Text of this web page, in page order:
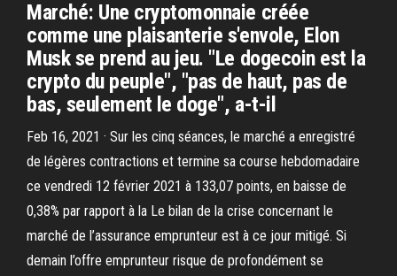
Marché: Une cryptomonnaie créée
comme une plaisanterie s'envole, Elon
Musk se prend au jeu. "Le dogecoin est la
crypto du peuple", "pas de haut, pas de
bas, seulement le doge", a-t-il
Feb 16, 2021 · Sur les cinq séances, le marché a enregistré
de légères contractions et termine sa course hebdomadaire
ce vendredi 12 février 2021 à 133,07 points, en baisse de
0,38% par rapport à la Le bilan de la crise concernant le
marché de l’assurance emprunteur est à ce jour mitigé. Si
demain l’offre emprunteur risque de profondément se